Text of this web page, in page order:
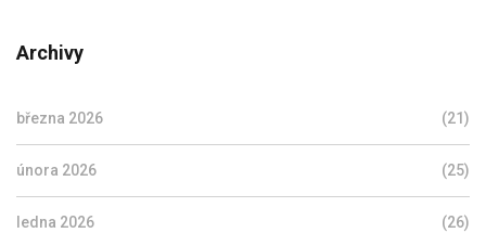
Archivy
března 2026 (21)
února 2026 (25)
ledna 2026 (26)